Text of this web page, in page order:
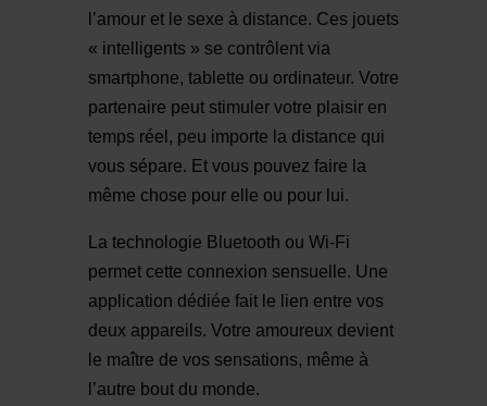
l’amour et le sexe à distance. Ces jouets
« intelligents » se contrôlent via
smartphone, tablette ou ordinateur. Votre
partenaire peut stimuler votre plaisir en
temps réel, peu importe la distance qui
vous sépare. Et vous pouvez faire la
même chose pour elle ou pour lui.
La technologie Bluetooth ou Wi-Fi
permet cette connexion sensuelle. Une
application dédiée fait le lien entre vos
deux appareils. Votre amoureux devient
le maître de vos sensations, même à
l’autre bout du monde.